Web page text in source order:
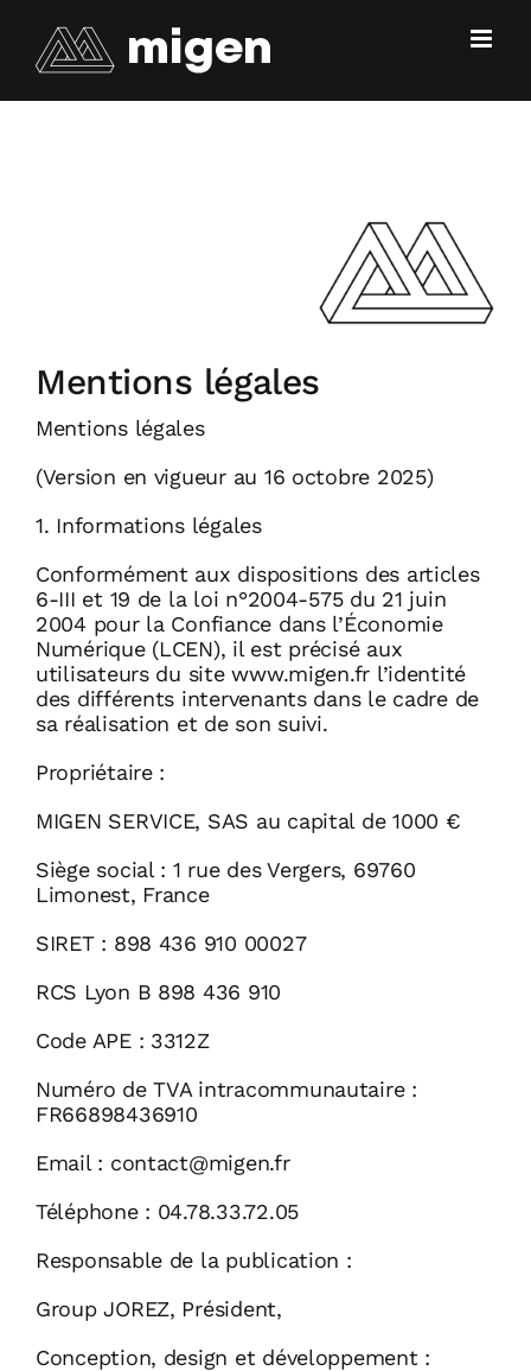
contenu
Mentions légales
Mentions légales
(Version en vigueur au 16 octobre 2025)
1. Informations légales
Conformément aux dispositions des articles
6-III et 19 de la loi n°2004-575 du 21 juin
2004 pour la Confiance dans l’Économie
Numérique (LCEN), il est précisé aux
utilisateurs du site www.migen.fr l’identité
des différents intervenants dans le cadre de
sa réalisation et de son suivi.
Propriétaire :
MIGEN SERVICE, SAS au capital de 1000 €
Siège social : 1 rue des Vergers, 69760
Limonest, France
SIRET : 898 436 910 00027
RCS Lyon B 898 436 910
Code APE : 3312Z
Numéro de TVA intracommunautaire :
FR66898436910
Email : contact@migen.fr
Téléphone : 04.78.33.72.05
Responsable de la publication :
Group JOREZ, Président,
Conception, design et développement :